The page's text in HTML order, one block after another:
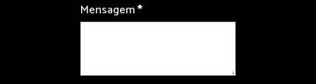
Mensagem*